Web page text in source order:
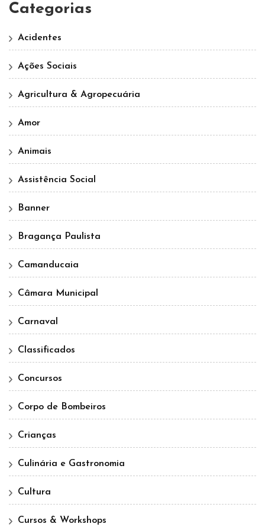
Categorias
Acidentes
Ações Sociais
Agricultura & Agropecuária
Amor
Animais
Assistência Social
Banner
Bragança Paulista
Camanducaia
Câmara Municipal
Carnaval
Classificados
Concursos
Corpo de Bombeiros
Crianças
Culinária e Gastronomia
Cultura
Cursos & Workshops